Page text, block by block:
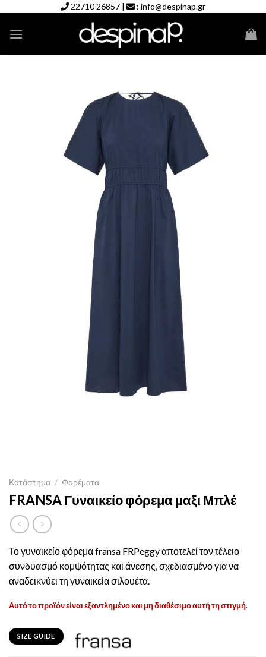
content
22710 26857 | : info@despinap.gr
Κατάστημα / Φoρέματα
FRANSA Γυναικείο φόρεμα μαξι Μπλέ
Το γυναικείο φόρεμα fransa FRPeggy αποτελεί τον τέλειο
συνδυασμό κομψότητας και άνεσης, σχεδιασμένο για να
αναδεικνύει τη γυναικεία σιλουέτα.
Αυτό το προϊόν είναι εξαντλημένο και μη διαθέσιμο αυτή τη στιγμή.
SIZE GUIDE